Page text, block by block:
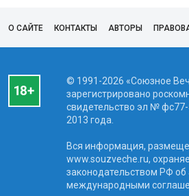
О САЙТЕ КОНТАКТЫ АВТОРЫ
© 1991-2026 «Союзное
зарегистрировано
свидетельство эл №
2013 года.
Вся информация,
www.souzveche.ru,
законодательством РФ об
международными